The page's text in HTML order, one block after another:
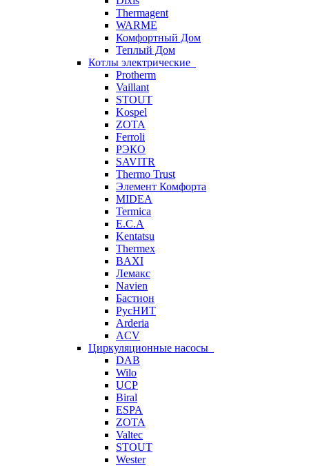
Thermagent
WARME
Комфортный Дом
Теплый Дом
Котлы электрические
Protherm
Vaillant
STOUT
Kospel
ZOTA
Ferroli
РЭКО
SAVITR
Thermo Trust
Элемент Комфорта
MIDEA
Termica
E.C.A
Kentatsu
Thermex
BAXI
Лемакс
Navien
Бастион
РусНИТ
Arderia
ACV
Циркуляционные насосы
DAB
Wilo
UCP
Biral
ESPA
ZOTA
Valtec
STOUT
Wester